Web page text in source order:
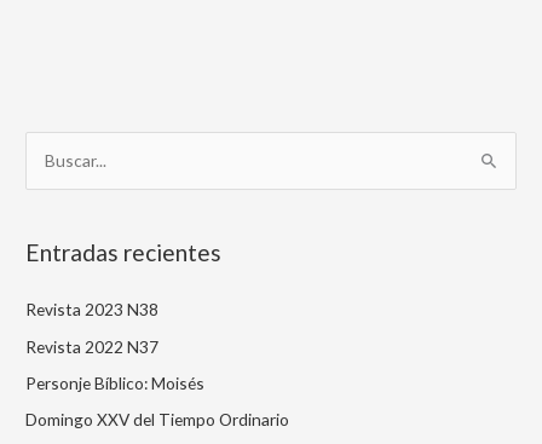
c
o
r
Entradas recientes
Revista 2023 N38
Revista 2022 N37
Personje Bíblico: Moisés
Domingo XXV del Tiempo Ordinario